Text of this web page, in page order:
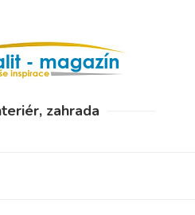
zahrada